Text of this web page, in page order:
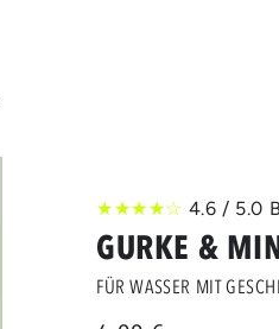
★★★★☆ 4.6 / 5.0
GURKE &
FÜR WASSER MIT